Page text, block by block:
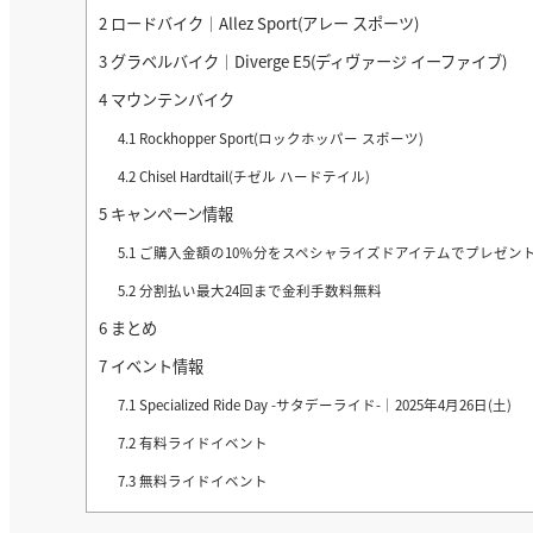
2 ロードバイク｜Allez Sport(アレー スポーツ)
3 グラベルバイク｜Diverge E5(ディヴァージ イーファイブ)
4 マウンテンバイク
4.1 Rockhopper Sport(ロックホッパー スポーツ)
4.2Chisel Hardtail(チゼル ハードテイル)
5 キャンペーン情報
5.1 ご購入金額の10％分をスペシャライズドアイテムでプレゼン
5.2分割払い最大24回まで金利手数料無料
6 まとめ
7 イベント情報
7.1 Specialized Ride Day -サタデーライド-｜2025年4月26日(土)
7.2有料ライドイベント
7.3無料ライドイベント